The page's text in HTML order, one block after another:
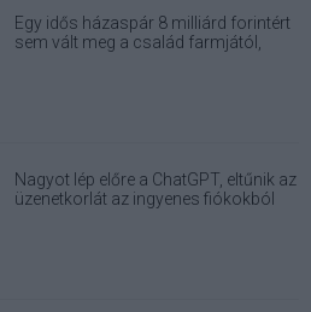
Egy idős házaspár 8 milliárd forintért
sem vált meg a család farmjától,
Nagyot lép előre a ChatGPT, eltűnik az
üzenetkorlát az ingyenes fiókokból